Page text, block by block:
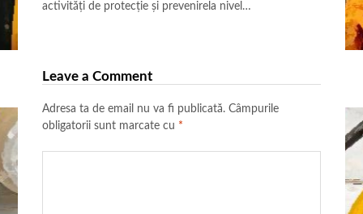
activități de protecție și prevenirela nivel…
Leave a Comment
Adresa ta de email nu va fi publicată. Câmpurile
obligatorii sunt marcate cu *